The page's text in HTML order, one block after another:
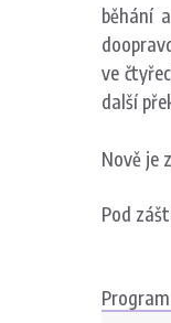
běhání
ve
další
Nově je
Pod